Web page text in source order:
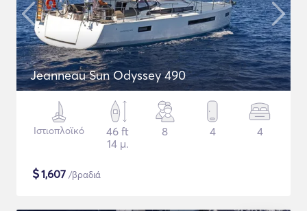
Jeanneau Sun Odyssey 490
Ιστιοπλοϊκό
46 ft
14 μ.
8 4 4
$1,607 /βραδιά